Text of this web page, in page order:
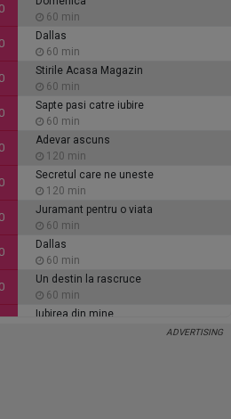
60 min
Dallas
60 min
Stirile Acasa Magazin
60 min
Sapte pasi catre iubire
60 min
Adevar ascuns
120 min
Secretul care ne uneste
120 min
Juramant pentru o viata
60 min
Dallas
60 min
Un destin la rascruce
60 min
Iubirea din mine